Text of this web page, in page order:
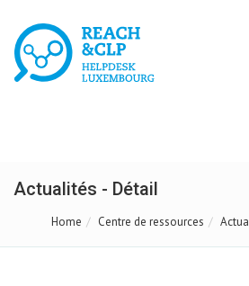
Actualités - Détail
Home Centre de ressources